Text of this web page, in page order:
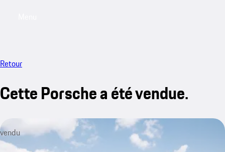
Retour
Cette Porsche a été vendue.
vendu